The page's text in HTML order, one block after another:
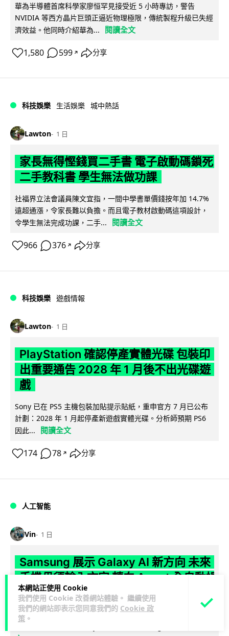
本網站正使用 Cookie
我們使用 Cookie 改善網站體驗。 繼續使用
我們的網站即表示您同意我們的 Cookie 政
策 。
華為半導體首席科學家廖恒罕見接受近 5 小時專訪，警告
NVIDIA 等西方晶片巨頭正逼近物理極限，傳統製程升級已失經
濟效益。他同時介紹華為...
閱讀全文
1,580 599 ↗ 分享
科技娛樂 生活娛樂 城中熱話
Lawton 1 日
家長無得慳錢買二手書 電子啟動碼鎖死
二手教科書 學生無法做功課
社福界立法會議員陳文宜指，一間中學書單價錢按年加 14.7%
遠超通漲，令家長難以負擔。而且電子教材啟動碼這項設計，
令學生無法完成功課，二手...
閱讀全文
966 376 ↗ 分享
科技娛樂 遊戲情報
Lawton 1 日
PlayStation 確認停產實體光碟 包裝印
出重要通告 2028 年 1 月後不出光碟遊
戲
Sony 已在 PS5 主機包裝加貼提示貼紙，重申官方 7 月已公布
計劃：2028 年 1 月起停產新遊戲實體光碟。分析師預期 PS6
因此...
閱讀全文
174 78 ↗ 分享
人工智能
Vin 1 日
Samsung 展示 Galaxy AI 新方向 未來
手機毋須輸入文字 轉向 Agent 全自動操
作
Samsung 電子 MX 部門顧客體驗辦公室主管兼副總裁 Jay Kim